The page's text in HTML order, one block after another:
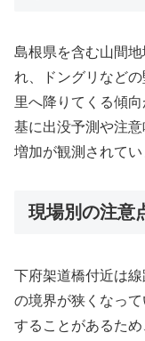
島根県を含む山間
れ、ドングリなど
里へ降りてくる傾
基に出没予測や注
増加が観測されてい
現場別の注意
下府架道橋付近は
の境界が狭くなっ
することがあるた